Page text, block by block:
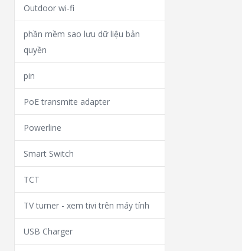
Outdoor wi-fi
phần mềm sao lưu dữ liệu bản
quyền
pin
PoE transmite adapter
Powerline
Smart Switch
TCT
TV turner - xem tivi trên máy tính
USB Charger